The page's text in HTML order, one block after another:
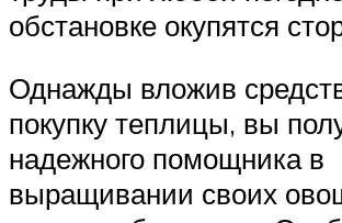
обстановке окупятся
Однажды вложив
покупку теплицы, вы
надежного помощника в
выращивании своих